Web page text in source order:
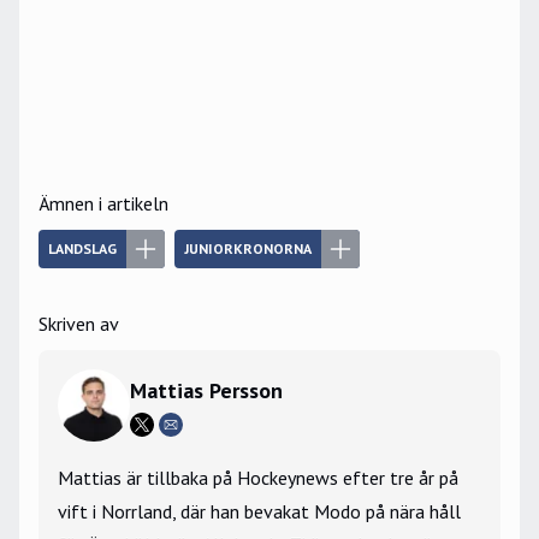
Ämnen i artikeln
LANDSLAG JUNIORKRONORNA
Skriven av
Mattias Persson
Mattias är tillbaka på Hockeynews efter tre år på
vift i Norrland, där han bevakat Modo på nära håll